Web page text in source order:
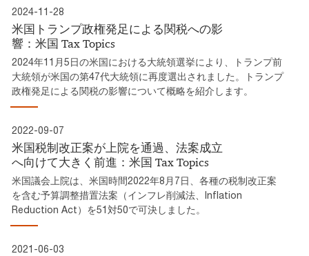
2024-11-28
米国トランプ政権発足による関税への影
響：米国 Tax Topics
2024年11月5日の米国における大統領選挙により、トランプ前
大統領が米国の第47代大統領に再度選出されました。トランプ
政権発足による関税の影響について概略を紹介します。
2022-09-07
米国税制改正案が上院を通過、法案成立
へ向けて大きく前進：米国 Tax Topics
米国議会上院は、米国時間2022年8月7日、各種の税制改正案
を含む予算調整措置法案（インフレ削減法、Inflation
Reduction Act）を51対50で可決しました。
2021-06-03